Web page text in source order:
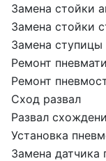
Замена стойки
Замена стойки
Замена ступицы
Ремонт
Ремонт
Сход развал
Развал
Установка
Замена датчика